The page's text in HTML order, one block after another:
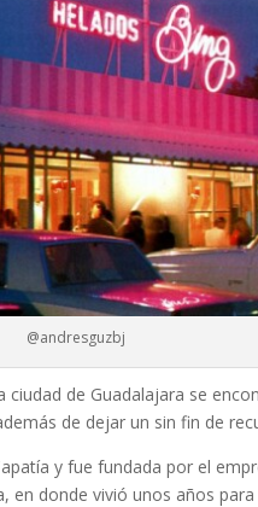
@andresguzbj
ciudad de Guadalajara se
de dejar un sin fin de
y fue fundada por el
en donde vivió unos años